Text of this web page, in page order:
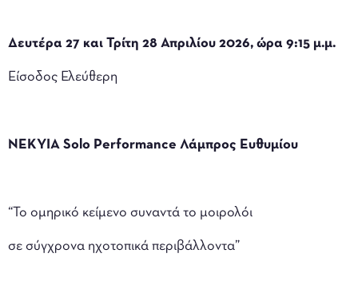
Δευτέρα 27 και Τρίτη 28 Απριλίου 2026, ώρα 9:15 μ.μ.
Είσοδος Ελεύθερη
ΝΕΚΥΙΑ Solo Performance Λάμπρος Ευθυμίου
“Το ομηρικό κείμενο συναντά το μοιρολόι
σε σύγχρονα ηχοτοπικά περιβάλλοντα”